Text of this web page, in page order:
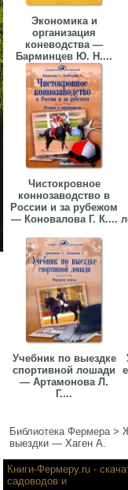
Экономика и
организация
коневодства —
Барминцев Ю. Н....
Чистокровное
коннозаводство в
России и за рубежом
— Коновалова Г. К....
Учебник по выездке
спортивной лошади
— Артамонова Л.
Г....
Библиотека Фермера>
выездки — Хаген А.
▼
Книги-Фермеру.ru -
садоводов и